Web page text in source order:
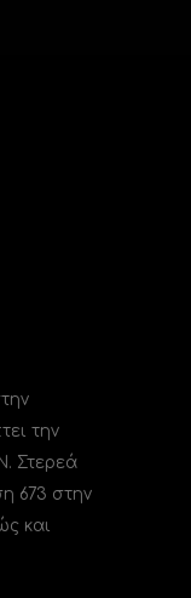
την
Στερεά
673 στην
και